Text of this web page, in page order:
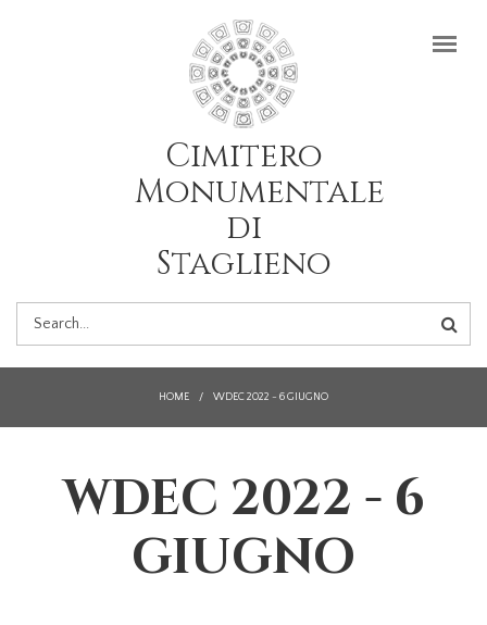
Cimitero
Monumentale
di
Staglieno
FORM
HOME / WDEC 2022 - 6 GIUGNO
WDEC 2022 - 6
GIUGNO